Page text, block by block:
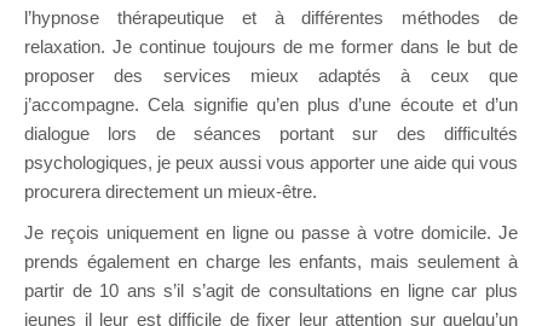
l’hypnose thérapeutique et à différentes méthodes de
relaxation. Je continue toujours de me former dans le but de
proposer des services mieux adaptés à ceux que
j’accompagne. Cela signifie qu’en plus d’une écoute et d’un
dialogue lors de séances portant sur des difficultés
psychologiques, je peux aussi vous apporter une aide qui vous
procurera directement un mieux-être.
Je reçois uniquement en ligne ou passe à votre domicile. Je
prends également en charge les enfants, mais seulement à
partir de 10 ans s’il s’agit de consultations en ligne car plus
jeunes il leur est difficile de fixer leur attention sur quelqu’un